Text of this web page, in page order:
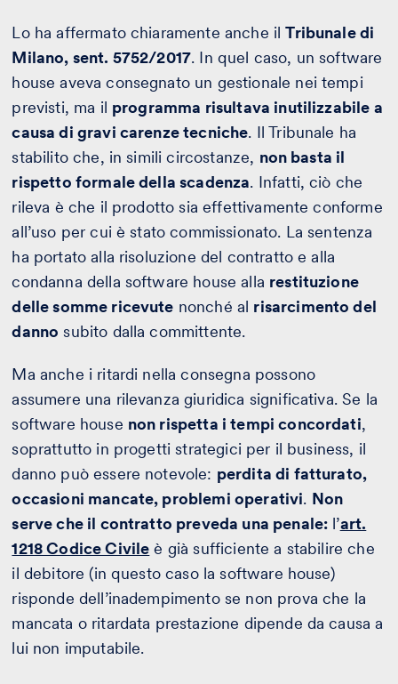
Lo ha affermato chiaramente anche ilTribunale di
Milano, sent. 5752/2017. In quel caso, un software
house aveva consegnato un gestionale nei tempi
previsti, ma il programma risultava inutilizzabile a
causa di gravi carenze tecniche. Il Tribunale ha
stabilito che, in simili circostanze, non basta il
rispetto formale della scadenza. Infatti, ciò che
rileva è che il prodotto sia effettivamente conforme
all’uso per cui è stato commissionato. La sentenza
ha portato alla risoluzione del contratto e alla
condanna della software house alla restituzione
delle somme ricevute nonché al risarcimento del
danno subito dalla committente.
Ma anche i ritardi nella consegna possono
assumere una rilevanza giuridica significativa. Se la
software house non rispetta i tempi concordati,
soprattutto in progetti strategici per il business, il
danno può essere notevole: perdita di fatturato,
occasioni mancate, problemi operativi. Non
serve che il contratto preveda una penale: l’art.
1218 Codice Civile è già sufficiente a stabilire che
il debitore (in questo caso la software house)
risponde dell’inadempimento se non prova che la
mancata o ritardata prestazione dipende da causa a
lui non imputabile.